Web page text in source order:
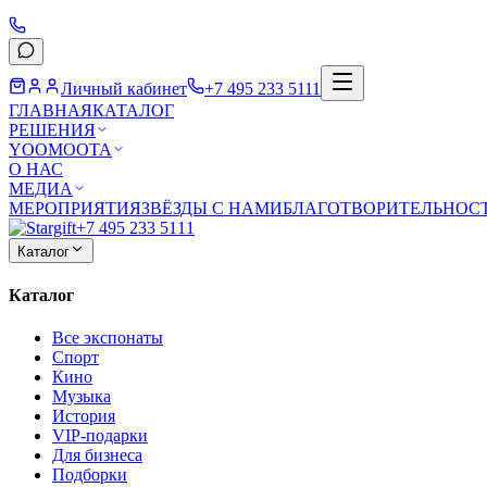
Личный кабинет
+7 495 233 5111
ГЛАВНАЯКАТАЛОГ
РЕШЕНИЯ
YOOMOOTA
О НАС
МЕДИА
МЕРОПРИЯТИЯЗВЁЗДЫ С НАМИ
+7 495 233 5111
Каталог
Каталог
Все экспонаты
Спорт
Кино
Музыка
История
VIP-подарки
Для бизнеса
Подборки